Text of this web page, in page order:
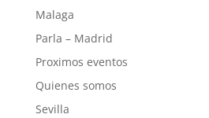
Malaga
Parla – Madrid
Proximos eventos
Quienes somos
Sevilla